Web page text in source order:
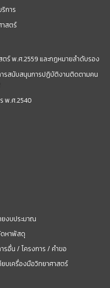
การ
าสตร์
ร์ พ.ศ.2559 และกฏหมายลำดับรอง
ารสนับสนุนการปฏิบัติงานติดตามคน
พ.ศ.2540
ยงบประมาณ
หาพัสดุ
อื่น / โครงการ / คำขอ
บเครื่องมือวิทยาศาสตร์